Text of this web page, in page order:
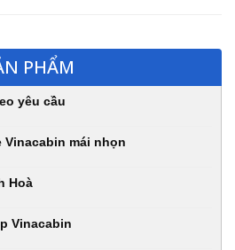
PHẨM
yêu cầu
mái nhọn
Hoà
Vinacabin